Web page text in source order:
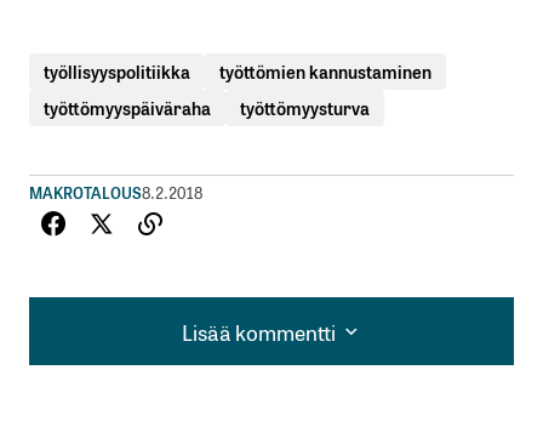
työllisyyspolitiikka
työttömien kannustaminen
työttömyyspäiväraha
työttömyysturva
MAKROTALOUS8.2.2018
Lisää kommentti
Lisää kommentti